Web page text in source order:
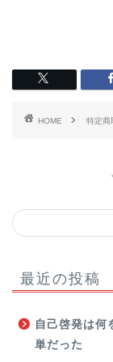
HOME 特定商
最近の投稿
自己啓発は何
単だった